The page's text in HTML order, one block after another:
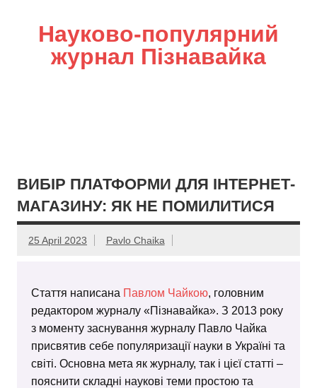
Науково-популярний
журнал Пізнавайка
ВИБІР ПЛАТФОРМИ ДЛЯ ІНТЕРНЕТ-
МАГАЗИНУ: ЯК НЕ ПОМИЛИТИСЯ
25 April 2023 Pavlo Chaika
Стаття написана Павлом Чайкою, головним
редактором журналу «Пізнавайка». З 2013 року
з моменту заснування журналу Павло Чайка
присвятив себе популяризації науки в Україні та
світі. Основна мета як журналу, так і цієї статті –
пояснити складні наукові теми простою та